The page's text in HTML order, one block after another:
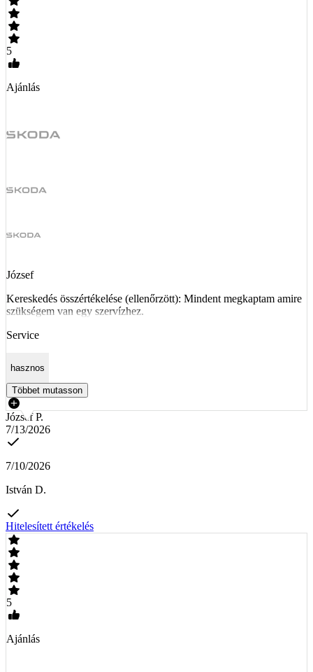
5
Ajánlás
József
Kereskedés összértékelése (ellenőrzött): Mindent megkaptam amire
szükségem van egy szervízhez.
Service
hasznos
Többet mutasson
József P.
7/13/2026
7/10/2026
István D.
Hitelesített értékelés
5
Ajánlás